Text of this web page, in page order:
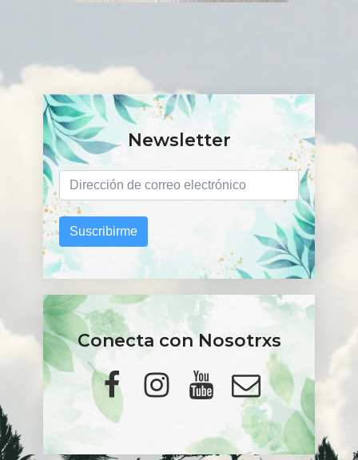
Newsletter
Suscribirme
Conecta con Nosotrxs